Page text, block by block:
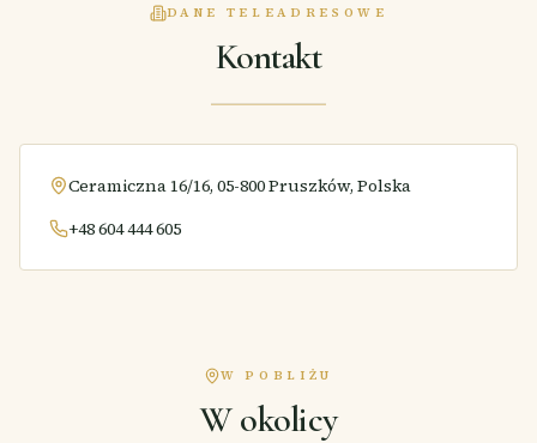
DANE TELEADRESOWE
Kontakt
Ceramiczna 16/16, 05-800 Pruszków, Polska
+48 604 444 605
W POBLIŻU
W okolicy